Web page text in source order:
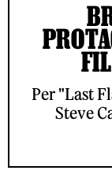
Per "Last
Steve